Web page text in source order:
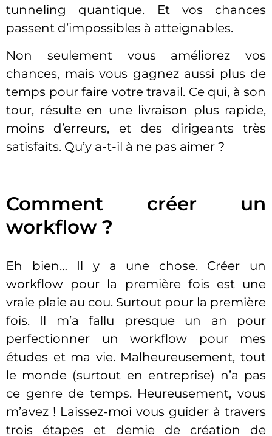
tunneling quantique. Et vos chances
passent d’impossibles à atteignables.
Non seulement vous améliorez vos
chances, mais vous gagnez aussi plus de
temps pour faire votre travail. Ce qui, à son
tour, résulte en une livraison plus rapide,
moins d’erreurs, et des dirigeants très
satisfaits. Qu’y a-t-il à ne pas aimer ?
Comment créer un
workflow ?
Eh bien… Il y a une chose. Créer un
workflow pour la première fois est une
vraie plaie au cou. Surtout pour la première
fois. Il m’a fallu presque un an pour
perfectionner un workflow pour mes
études et ma vie. Malheureusement, tout
le monde (surtout en entreprise) n’a pas
ce genre de temps. Heureusement, vous
m’avez ! Laissez-moi vous guider à travers
trois étapes et demie de création de